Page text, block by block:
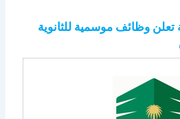
تعلن وظائف موسمية للثانوية